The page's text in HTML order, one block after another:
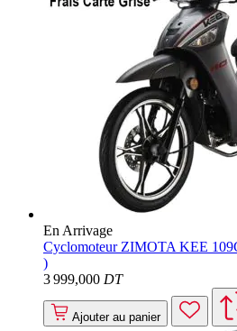
En Arrivage
Cyclomoteur ZIMOTA KEE
)
3 999,000 DT
Ajouter au panier